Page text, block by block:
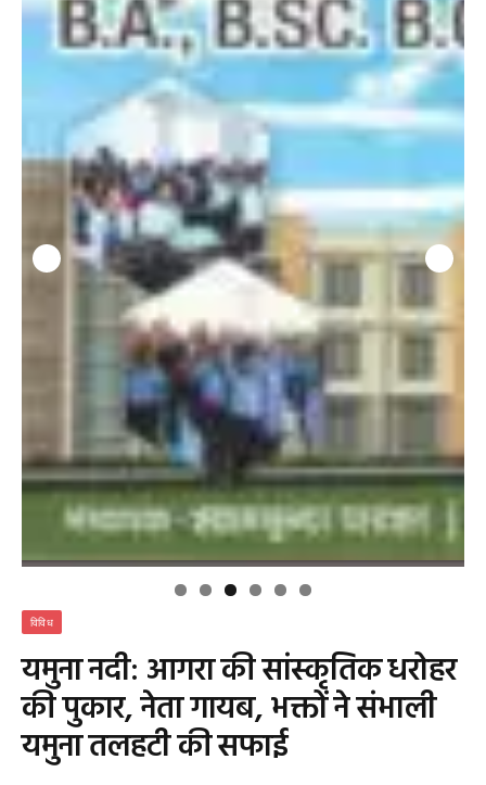
विविध
यमुना नदी: आगरा की सांस्कृतिक धरोहर
की पुकार, नेता गायब, भक्तों ने संभाली
यमुना तलहटी की सफाई